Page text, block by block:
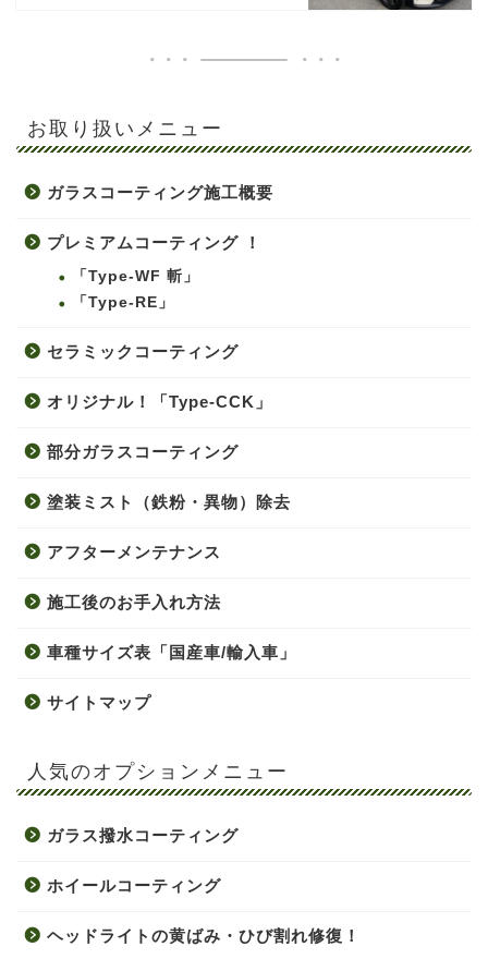
お取り扱いメニュー
ガラスコーティング施工概要
プレミアムコーティング ！
「Type-WF 斬」
「Type-RE」
セラミックコーティング
オリジナル！「Type-CCK」
部分ガラスコーティング
塗装ミスト（鉄粉・異物）除去
アフターメンテナンス
施工後のお手入れ方法
車種サイズ表「国産車/輸入車」
サイトマップ
人気のオプションメニュー
ガラス撥水コーティング
ホイールコーティング
ヘッドライトの黄ばみ・ひび割れ修復！